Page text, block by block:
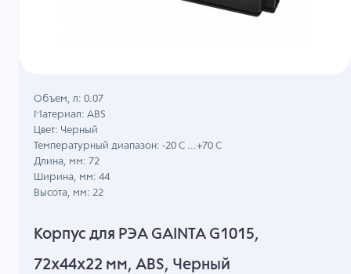
Корпус для РЭА GAINTA G1015,
72x44x22 мм, ABS, Черный
Объем, л: 0.07
Материал: ABS
Цвет: Черный
Температурный диапазон: -20 C ...+70 C
Длина, мм: 72
Ширина, мм: 44
Высота, мм: 22